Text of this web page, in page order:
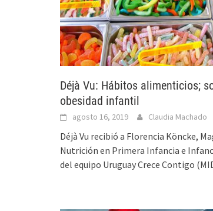
Déjà Vu: Hábitos alimenticios;
obesidad infantil
agosto 16, 2019 Claudia Machado
Déjà Vu recibió a Florencia Köncke,
Nutrición en Primera Infancia e
del equipo Uruguay Crece Contigo